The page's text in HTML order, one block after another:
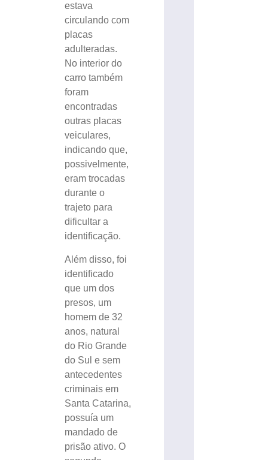
estava
circulando com
placas
adulteradas.
No interior do
carro também
foram
encontradas
outras placas
veiculares,
indicando que,
possivelmente,
eram trocadas
durante o
trajeto para
dificultar a
identificação.
Além disso, foi
identificado
que um dos
presos, um
homem de 32
anos, natural
do Rio Grande
do Sul e sem
antecedentes
criminais em
Santa Catarina,
possuía um
mandado de
prisão ativo. O